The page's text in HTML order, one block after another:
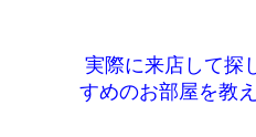
実際に来店して探
すめのお部屋を教